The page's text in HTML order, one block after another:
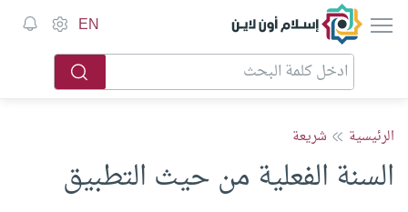
إسلام أون لاين EN
الرئيسية شريعة
السنة الفعلية من حيث التطبيق